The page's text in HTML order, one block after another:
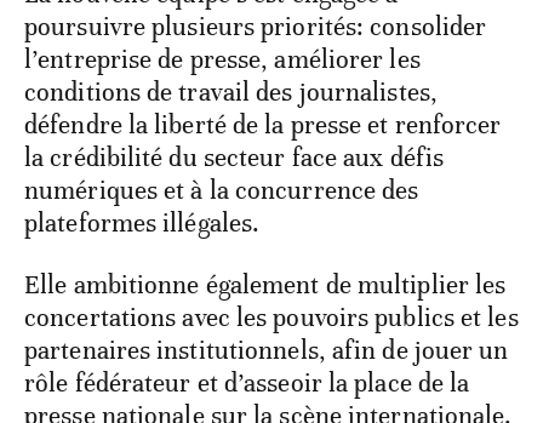
poursuivre plusieurs priorités: consolider
l’entreprise de presse, améliorer les
conditions de travail des journalistes,
défendre la liberté de la presse et renforcer
la crédibilité du secteur face aux défis
numériques et à la concurrence des
plateformes illégales.
Elle ambitionne également de multiplier les
concertations avec les pouvoirs publics et les
partenaires institutionnels, afin de jouer un
rôle fédérateur et d’asseoir la place de la
presse nationale sur la scène internationale.